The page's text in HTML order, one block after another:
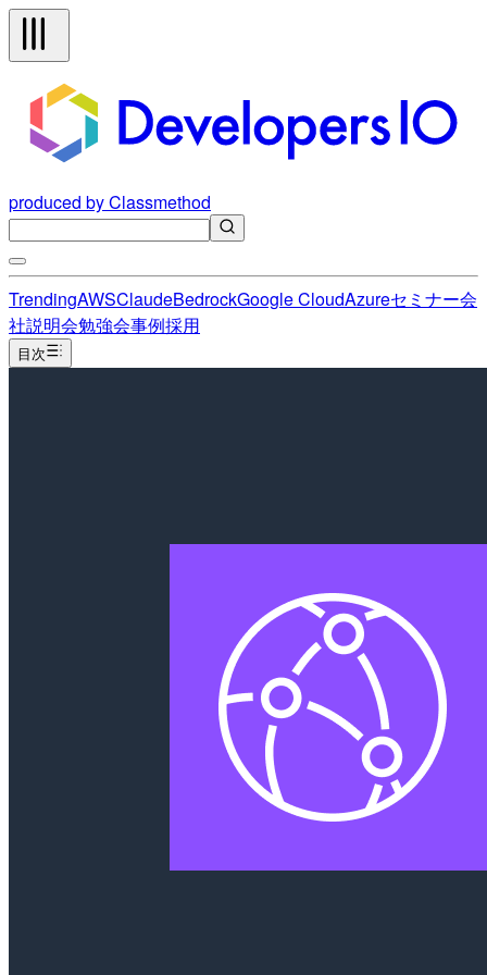
produced by Classmethod
TrendingAWSClaudeBedrockGoogle CloudAzureセミナー会
社説明会勉強会事例採用
目次